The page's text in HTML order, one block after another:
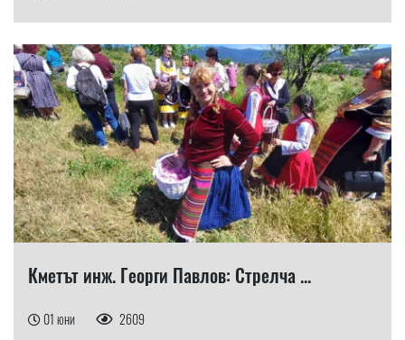
Кметът инж. Георги Павлов: Стрелча ...
01 юни 2609